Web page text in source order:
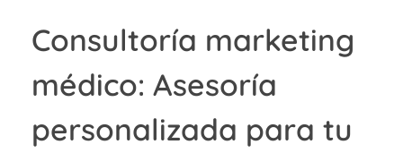
Consultoría marketing
médico: Asesoría
personalizada para tu